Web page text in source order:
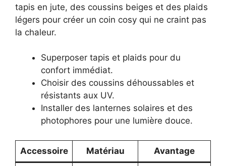
tapis en jute, des coussins beiges et des plaids
légers pour créer un coin cosy qui ne craint pas
la chaleur.
Superposer tapis et plaids pour du
confort immédiat.
Choisir des coussins déhoussables et
résistants aux UV.
Installer des lanternes solaires et des
photophores pour une lumière douce.
Accessoire Matériau Avantage